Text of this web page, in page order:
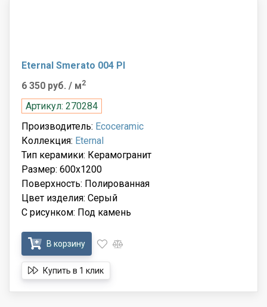
Eternal Smerato 004 Pl
6 350 руб. / м2
Артикул: 270284
Производитель: Ecoceramic
Коллекция: Eternal
Тип керамики: Керамогранит
Размер: 600x1200
Поверхность: Полированная
Цвет изделия: Серый
С рисунком: Под камень
В корзину
Купить в 1 клик